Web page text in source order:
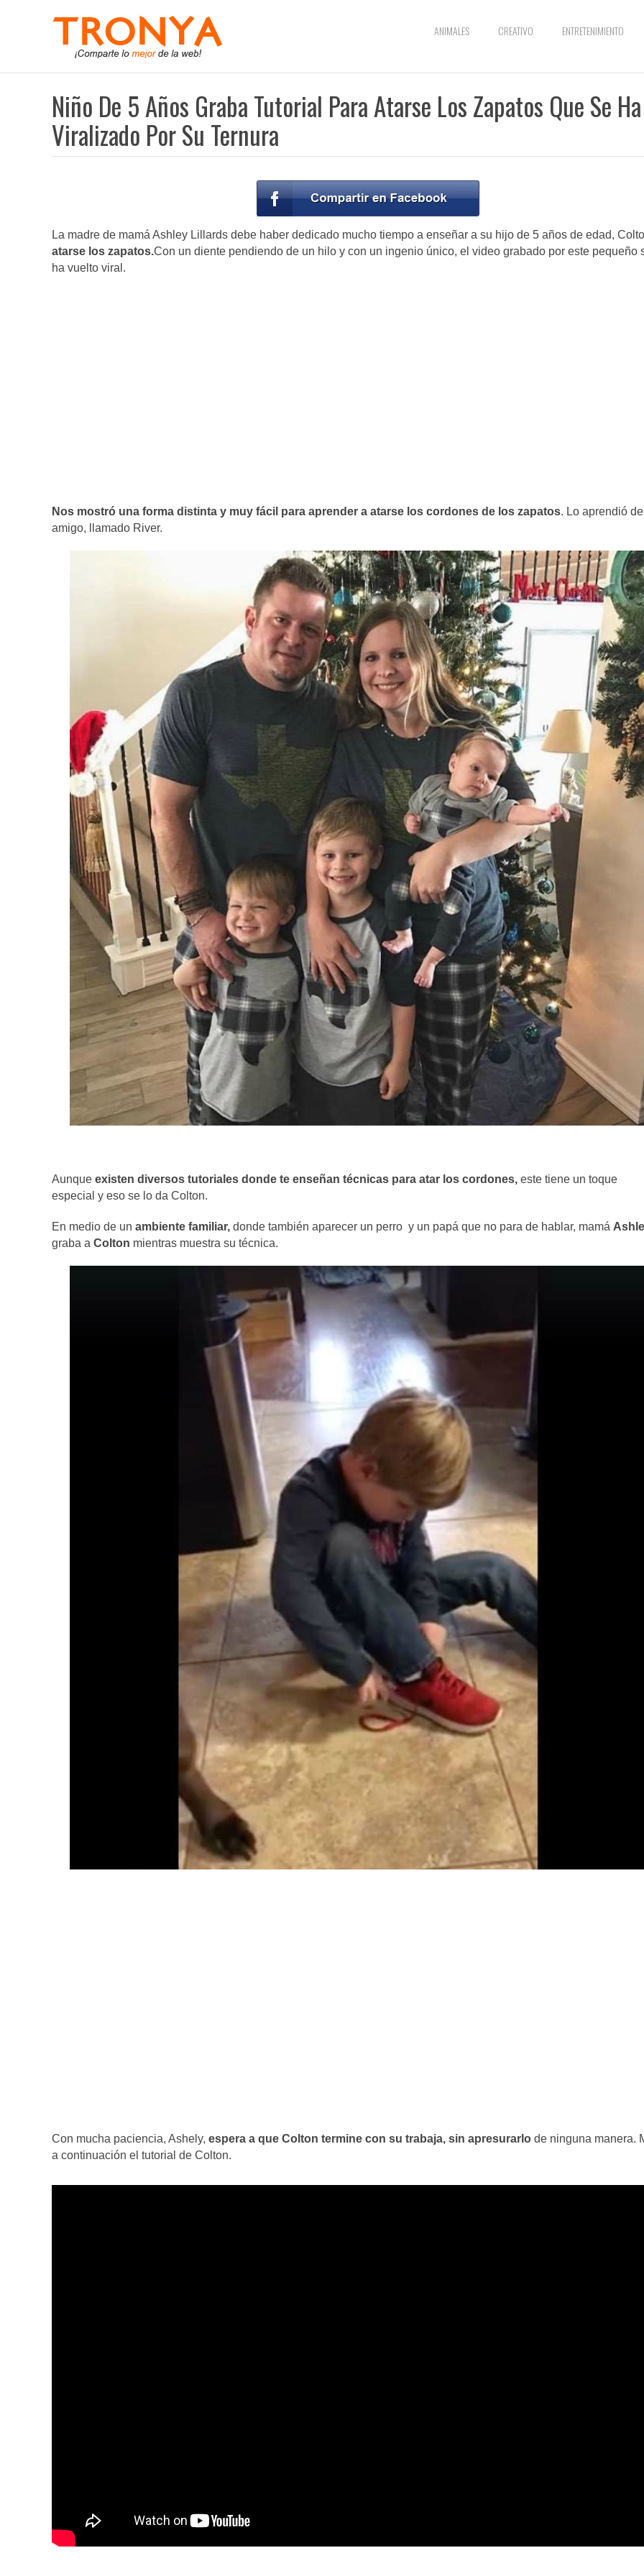
ANIMALES CREATIVO ENTRETENIMIENTO
Niño De 5 Años Graba Tutorial Para Atarse Los Zapatos Que Se Ha
Viralizado Por Su Ternura
La madre de mamá Ashley Lillards debe haber dedicado mucho tiempo a enseñar a su hijo de 5 años de edad,
atarse los zapatos.Con un diente pendiendo de un hilo y con un ingenio único, el video grabado por este pequeño
ha vuelto viral.
Nos mostró una forma distinta y muy fácil para aprender a atarse los cordones de los zapatos. Lo aprendió
amigo, llamado River.
Aunque existen diversos tutoriales donde te enseñan técnicas para atar los cordones, este tiene un toque
especial y eso se lo da Colton.
En medio de un ambiente familiar, donde también aparecer un perro y un papá que no para de hablar, mamá
graba a Colton mientras muestra su técnica.
Con mucha paciencia, Ashely, espera a que Colton termine con su trabaja, sin apresurarlo de ninguna manera.
a continuación el tutorial de Colton.